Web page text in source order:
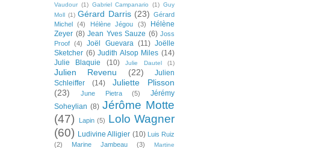
Vaudour (1) Gabriel Campanario (1) Guy
Moll (1) Gérard Darris (23) Gérard
Michel
(4) Hélène Jégou (3)
Hélène
Zeyer (8) Jean Yves Sauze (6) Joss
Proof
(4) Joël Guevara (11) Joëlle
Sketcher (6) Judith Alsop Miles (14)
Julie Blaquie
(10) Julie Dautel (1)
Julien Revenu (22)
Julien
Schleiffer
(14)
Juliette Plisson
(23)
June Pietra (5)
Jérémy
Soheylian (8) Jérôme Motte
(47)
Lapin (5) Lolo Wagner
(60) Ludivine Alligier (10) Luis Ruiz
(2)
Marine Jambeau (3) Martine